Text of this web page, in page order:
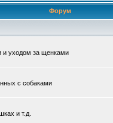
Форум
и уходом за щенками
с собаками
и т.д.